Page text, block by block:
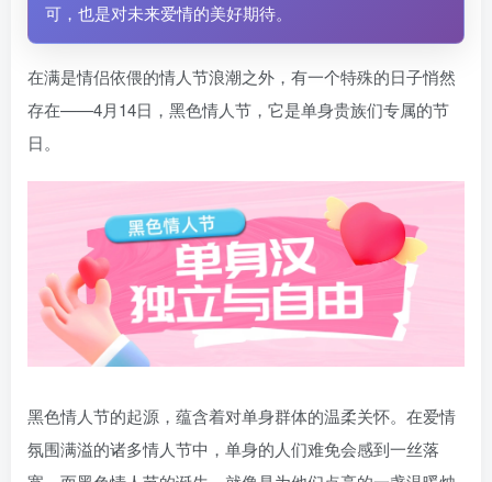
可，也是对未来爱情的美好期待。
在满是情侣依偎的情人节浪潮之外，有一个特殊的日子悄然
存在——4月14日，黑色情人节，它是单身贵族们专属的节
日。
黑色情人节的起源，蕴含着对单身群体的温柔关怀。在爱情
氛围满溢的诸多情人节中，单身的人们难免会感到一丝落